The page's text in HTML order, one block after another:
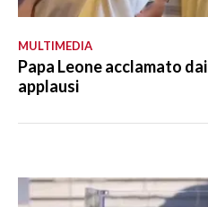
MULTIMEDIA
Papa Leone acclamato
applausi